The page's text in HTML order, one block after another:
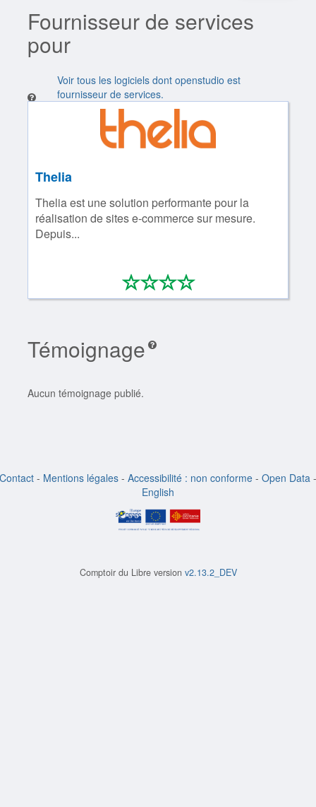
Fournisseur de services
pour
Voir tous les logiciels dont openstudio est
fournisseur de services.
Thelia
Thelia est une solution performante pour la
réalisation de sites e-commerce sur mesure.
Depuis...
****
0/4
Témoignage
Aucun témoignage publié.
Contact - Mentions légales - Accessibilité : non conforme - Open Data -
English
Comptoir du Libre version v2.13.2_DEV